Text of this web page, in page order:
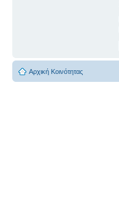
Αρχική Κοινότητας